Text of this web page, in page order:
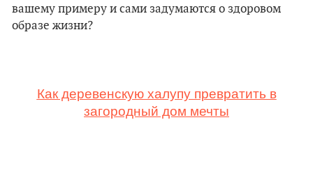
вашему примеру и сами задумаются о здоровом
образе жизни?
Как деревенскую халупу превратить в
загородный дом мечты